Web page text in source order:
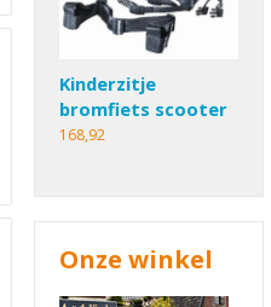
Kinderzitje
bromfiets scooter
168,92
Onze winkel